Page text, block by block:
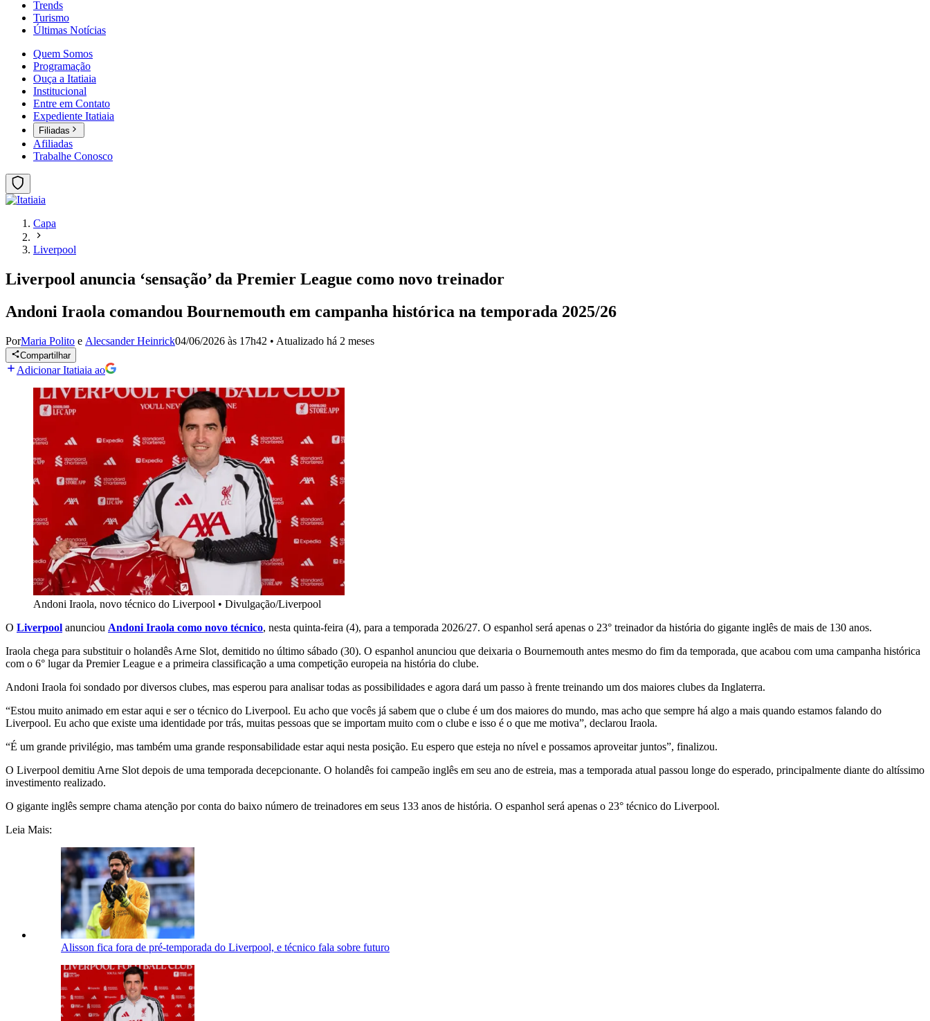
Trends
Turismo
Últimas Notícias
Quem Somos
Programação
Ouça a Itatiaia
Institucional
Entre em Contato
Expediente Itatiaia
Filiadas
Afiliadas
Trabalhe Conosco
Capa
Liverpool
Liverpool anuncia ‘sensação’ da Premier League como novo treinador
Andoni Iraola comandou Bournemouth em campanha histórica na temporada 2025/26
PorMaria Polito e Alecsander Heinrick04/06/2026 às 17h42 • Atualizado há 2 meses
Compartilhar
Adicionar Itatiaia ao
Andoni Iraola, novo técnico do Liverpool • Divulgação/Liverpool
O Liverpool anunciou Andoni Iraola como novo técnico, nesta quinta-feira (4), para a temporada 2026/27. O espanhol será apenas o 23° treinador da história do gigante inglês de mais de 130 anos.
Iraola chega para substituir o holandês Arne Slot, demitido no último sábado (30). O espanhol anunciou que deixaria o Bournemouth antes mesmo do fim da temporada, que acabou com uma campanha histórica
com o 6° lugar da Premier League e a primeira classificação a uma competição europeia na história do clube.
Andoni Iraola foi sondado por diversos clubes, mas esperou para analisar todas as possibilidades e agora dará um passo à frente treinando um dos maiores clubes da Inglaterra.
“Estou muito animado em estar aqui e ser o técnico do Liverpool. Eu acho que vocês já sabem que o clube é um dos maiores do mundo, mas acho que sempre há algo a mais quando estamos falando do
Liverpool. Eu acho que existe uma identidade por trás, muitas pessoas que se importam muito com o clube e isso é o que me motiva”, declarou Iraola.
“É um grande privilégio, mas também uma grande responsabilidade estar aqui nesta posição. Eu espero que esteja no nível e possamos aproveitar juntos”, finalizou.
O Liverpool demitiu Arne Slot depois de uma temporada decepcionante. O holandês foi campeão inglês em seu ano de estreia, mas a temporada atual passou longe do esperado, principalmente diante do altíssimo
investimento realizado.
O gigante inglês sempre chama atenção por conta do baixo número de treinadores em seus 133 anos de história. O espanhol será apenas o 23° técnico do Liverpool.
Leia Mais:
Alisson fica fora de pré-temporada do Liverpool, e técnico fala sobre futuro